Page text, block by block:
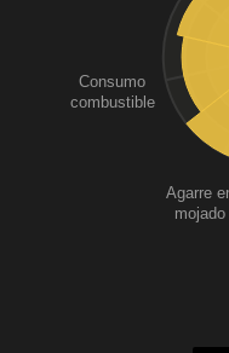
Agarre
mojado
Consumo
combustible